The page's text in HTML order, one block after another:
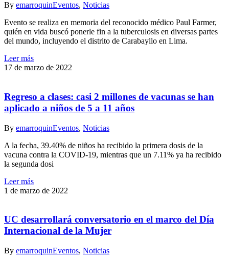
By emarroquinEventos, Noticias
Evento se realiza en memoria del reconocido médico Paul Farmer,
quién en vida buscó ponerle fin a la tuberculosis en diversas partes
del mundo, incluyendo el distrito de Carabayllo en Lima.
Leer más
17 de marzo de 2022
Regreso a clases: casi 2 millones de vacunas se han
aplicado a niños de 5 a 11 años
By emarroquinEventos, Noticias
A la fecha, 39.40% de niños ha recibido la primera dosis de la
vacuna contra la COVID-19, mientras que un 7.11% ya ha recibido
la segunda dosi
Leer más
1 de marzo de 2022
UC desarrollará conversatorio en el marco del Día
Internacional de la Mujer
By emarroquinEventos, Noticias